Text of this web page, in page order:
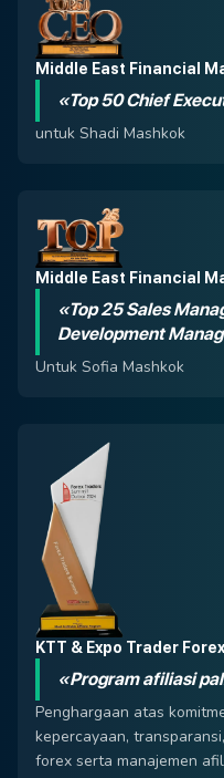
Middle East Financial
«Top 50 Chief
untuk Shadi Mashkok
Middle East Financial
«Top 25 Sales
Development
Untuk Sofia Mashkok
KTT & Expo Trader
«Program afiliasi
Penghargaan atas
kepercayaan,
forex serta manajemen